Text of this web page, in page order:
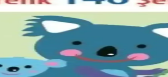
Tasarım Yaklaşımları
yol açabileceği, doğal renklerin korunması ve
Yaklaşımlarla Uyum Sağlama
Mücevher tonları ve yüzey hazırlığı,